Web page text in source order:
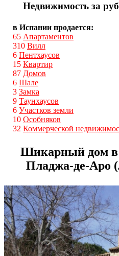
Недвижимость за
в Испании продается:
65 Апартаментов
310 Вилл
6 Пентхаусов
15 Квартир
87 Домов
6 Шале
3 Замка
9 Таунхаусов
6 Участков земли
10 Особняков
32 Коммерческой
Шикарный дом в
Пладжа-де-Аро